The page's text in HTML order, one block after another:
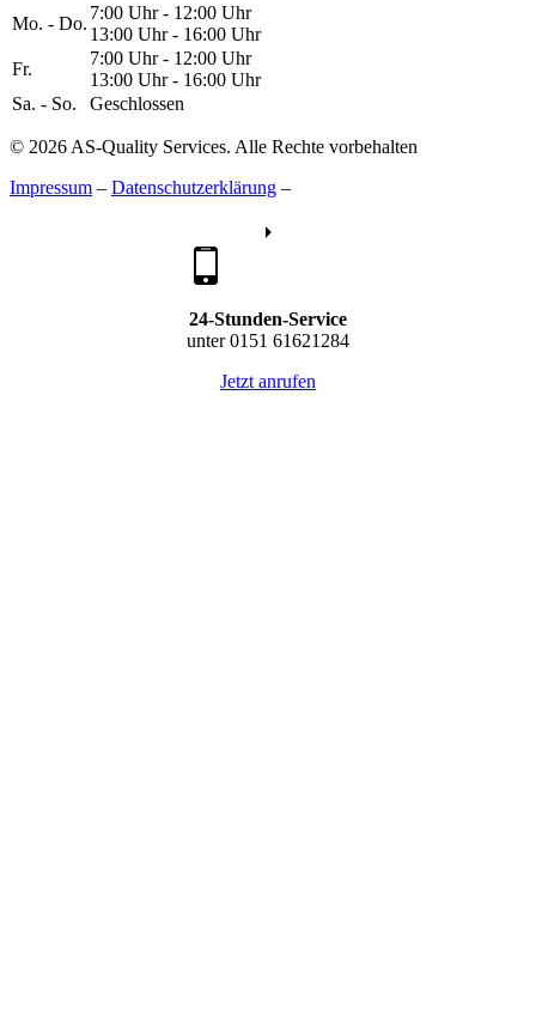
Mo. - Do.
7:00 Uhr - 12:00 Uhr
13:00 Uhr - 16:00 Uhr
Fr.
7:00 Uhr - 12:00 Uhr
13:00 Uhr - 16:00 Uhr
Sa. - So.
Geschlossen
© 2026 AS-Quality Services. Alle Rechte vorbehalten
Impressum – Datenschutzerklärung –
24-Stunden-Service
unter 0151 61621284
Jetzt anrufen